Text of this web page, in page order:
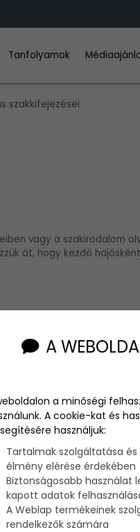
Tanfolyamok
szakkifejezései
vagy a szakirodalom
át, hogy kezdő
vissza, amikor is a
Később a
jelentősen
A
a minőségi
A cookie-kat és
használjuk:
Tartalmak szolgáltatása
élmény elérése érdekében
Biztonságosabb használat
kapott adatok
A Weblap termékeinek
rendelkezők számára